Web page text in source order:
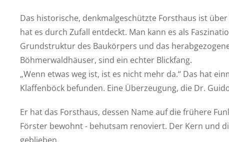
Das historische, denkmalgeschützte Forsthaus ist
hat es durch Zufall entdeckt. Man kann es als
Grundstruktur des Baukörpers und das
Böhmerwaldhäuser, sind ein echter Blickfang.
„Wenn etwas weg ist, ist es nicht mehr da.“ Das hat
Klaffenböck befunden. Eine Überzeugung, die Dr.
Er hat das Forsthaus, dessen Name auf die frühere
Förster bewohnt - behutsam renoviert. Der Kern und